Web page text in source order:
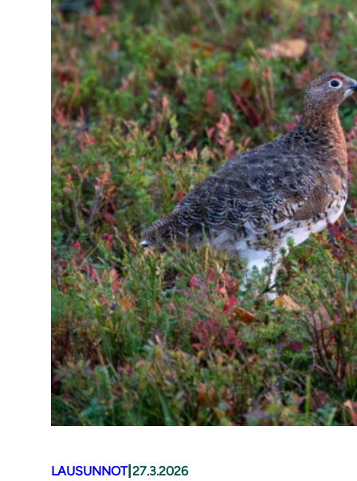
LAUSUNNOT| 27.3.2026